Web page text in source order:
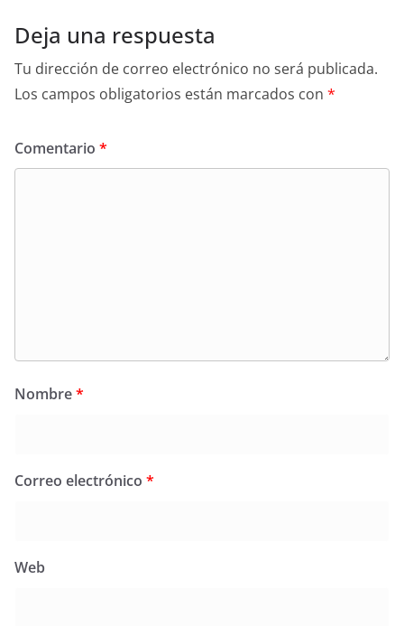
Deja una respuesta
Tu dirección de correo electrónico no será publicada.
Los campos obligatorios están marcados con *
Comentario *
Nombre*
Correo electrónico *
Web